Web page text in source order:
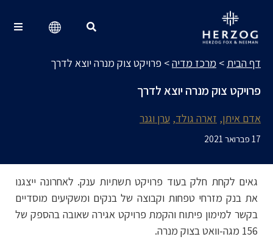
דף הבית > מרכז מדיה> פרויקט צוק מנרה יוצא לדרך
פרויקט צוק מנרה יוצא לדרך
אדם איתן זארה גולד ערן וגנר
17 פברואר 2021
גאים לקחת חלק בעוד פרויקט תשתיות ענק. לאחרונה ייצגנו
את בנק מזרחי טפחות וקבוצה של בנקים ומשקיעים מוסדיים
בקשר למימון פיתוח והקמת פרויקט אגירה שאובה בהספק של
156 מגה-וואט בצוק מנרה.